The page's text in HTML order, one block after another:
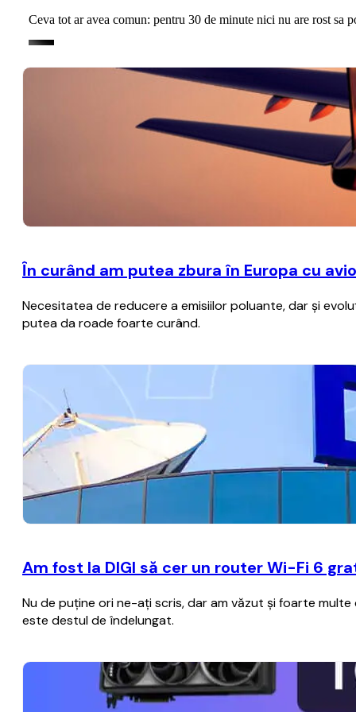
În curând am putea zbura în Europa cu
Necesitatea de reducere a emisiilor poluante, dar şi
putea da roade foarte curând.
Am fost la DIGI să cer un router Wi-Fi 6
Nu de puţine ori ne-aţi scris, dar am văzut şi foarte
este destul de îndelungat.